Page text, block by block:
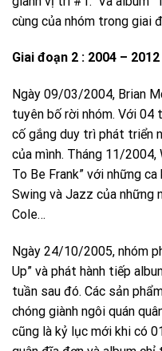
cùng của nhóm trong giai
Giai đoạn 2 : 2004 – 2012
Ngày 09/03/2004, Brian
tuyên bố rời nhóm. Với
cố gắng duy trì phát triển
của mình. Tháng 11/
To Be Frank” với những
Swing và Jazz của những
Cole…
Ngày 24/10/2005, nhóm
Up” và phát hành tiếp
tuần sau đó. Các sản
chóng giành ngôi quán
cũng là kỷ lục mới khi có